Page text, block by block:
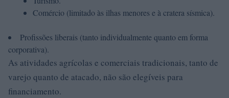
Comércio (limitado às ilhas menores e à cratera sísmica).
Profissões liberais (tanto individualmente quanto em forma
corporativa).
As atividades agrícolas e comerciais tradicionais, tanto de
varejo quanto de atacado, não são elegíveis para
financiamento.